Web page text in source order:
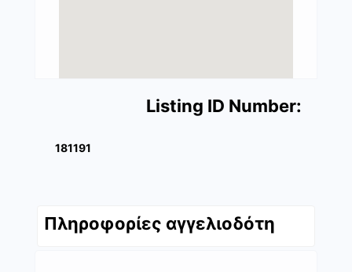
Listing ID Number:
181191
Πληροφορίες αγγελιοδότη